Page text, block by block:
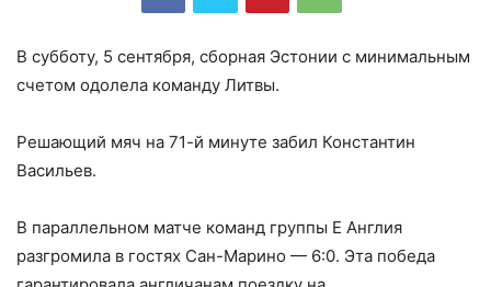
В субботу, 5 сентября, сборная Эстонии с минимальным
счетом одолела команду Литвы.
Решающий мяч на 71-й минуте забил Константин
Васильев.
В параллельном матче команд группы Е Англия
разгромила в гостях Сан-Марино — 6:0. Эта победа